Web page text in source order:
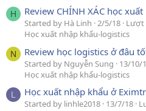
H Review CHÍNH XÁC học
Started by Hà Linh 2/5/18 Lượt
Học xuất nhập khẩu-logistics
N Review học logistics ở đâu
Started by Nguyễn Sung 13/10/
Học xuất nhập khẩu-logistics
L Học xuất nhập khẩu ở
Started by linhle2018 13/7/18